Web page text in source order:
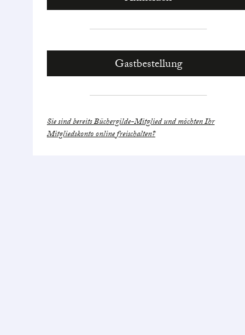
Gastbestellung
Sie sind bereits Büchergilde-Mitglied und möchten Ihr
Mitgliedskonto online freischalten?